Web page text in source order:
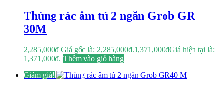
Thùng rác âm tủ 2 ngăn Grob GR
30M
2,285,000₫ Giá gốc là: 2,285,000₫.1,371,000₫Giá hiện tại là:
1,371,000₫. Thêm vào giỏ hàng
Giảm giá!